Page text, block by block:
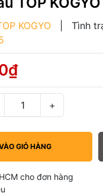
KOGYO Tình
+
GIỎ HÀNG
cho đơn hàng